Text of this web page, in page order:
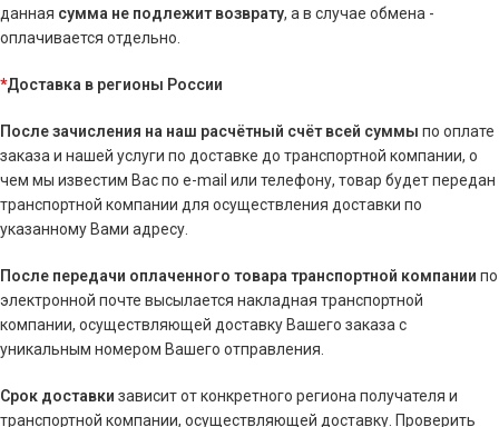
данная сумма не подлежит возврату, а в случае обмена -
оплачивается отдельно.
*Доставка в регионы России
После зачисления на наш расчётный счёт всей суммы по оплате
заказа и нашей услуги по доставке до транспортной компании, о
чем мы известим Вас по e-mail или телефону, товар будет передан
транспортной компании для осуществления доставки по
указанному Вами адресу.
После передачи оплаченного товара транспортной компании по
электронной почте высылается накладная транспортной
компании, осуществляющей доставку Вашего заказа с
уникальным номером Вашего отправления.
Срок доставки зависит от конкретного региона получателя и
транспортной компании, осуществляющей доставку. Проверить